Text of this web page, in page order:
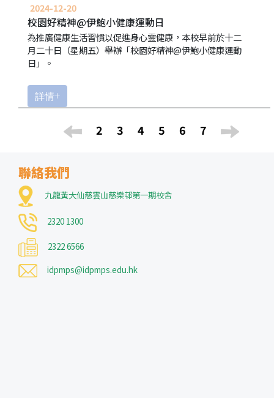
2024-12-20
校園好精神@伊鮑小健康運動日
為推廣健康生活習慣以促進身心靈健康，本校早前於十二
月二十日（星期五）舉辦「校園好精神@伊鮑小健康運動
日」。
詳情+
2 3 4 5 6 7
聯絡我們
九龍黃大仙慈雲山慈樂邨第一期校舍
2320 1300
2322 6566
idpmps@idpmps.edu.hk